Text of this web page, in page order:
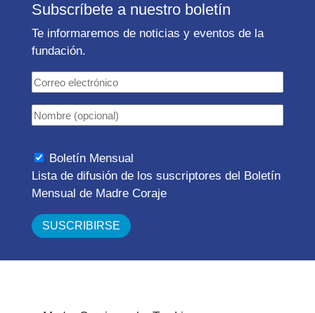
Subscríbete a nuestro boletín
Te informaremos de noticias y eventos de la
fundación.
Boletín Mensual
Lista de difusión de los suscriptores del Boletín
Mensual de Madre Coraje